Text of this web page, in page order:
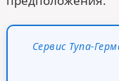
Сервис Тупа-